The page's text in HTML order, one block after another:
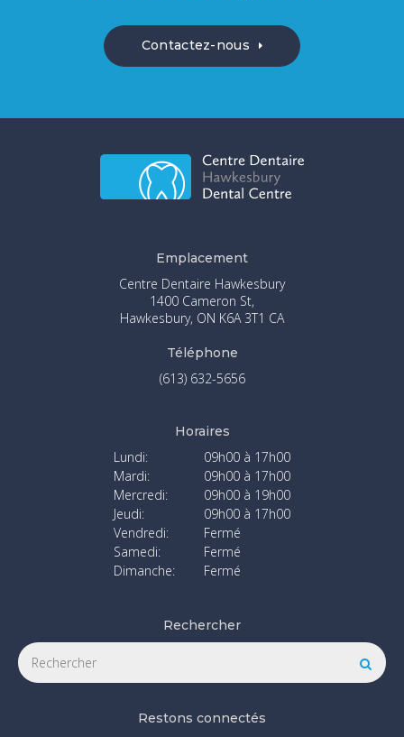
Contactez-nous
Emplacement
Centre Dentaire Hawkesbury
1400 Cameron St
Hawkesbury ON K6A 3T1 CA
Téléphone
(613) 632-5656
Horaires
Lundi:
09h00 à 17h00
Mardi:
09h00 à 17h00
Mercredi:
09h00 à 19h00
Jeudi:
09h00 à 17h00
Vendredi:
Fermé
Samedi:
Fermé
Dimanche:
Fermé
Rechercher
Rechercher
Restons connectés